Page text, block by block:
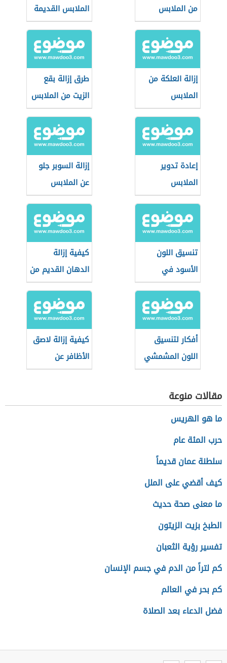
من الملابس
البيضاء
الملابس القديمة
إزالة العلكة من
الملابس
طرق إزالة بقع
الزيت من الملابس
إعادة تدوير
الملابس
إزالة السوبر جلو
عن الملابس
تنسيق اللون
الأسود في
الملابس للرجال
كيفية إزالة
الدهان القديم من
الملابس
أفكار لتنسيق
اللون المشمشي
الفاتح للمحجبات
كيفية إزالة لاصق
الأظافر عن
الملابس
مقالات منوعة
ما هو الهريس
حرب المئة عام
سلطنة عمان قديماً
كيف أقضي على الملل
ما معنى صحة حديث
الطبخ بزيت الزيتون
تفسير رؤية الثعبان
كم لتراً من الدم في جسم الإنسان
كم بحر في العالم
فضل الدعاء بعد الصلاة